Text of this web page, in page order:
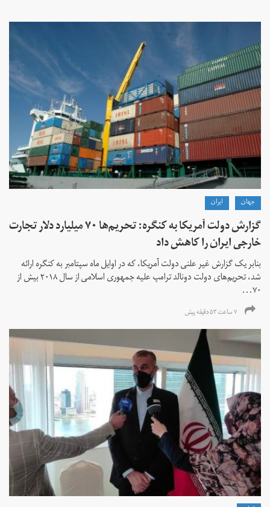
جهان ايران
گزارش دولت آمریکا به کنگره: تحریم‌ها ۷۰ میلیارد دلار تجارت
خارجی ایران را کاهش داد
بنابر یک گزارش غیر علنی دولت آمریکا، که در اوایل ماه سپتامبر به کنگره ارائه
شد، تحریم‌های دولت دونالد ترامپ علیه جمهوری اسلامی از سال ۲۰۱۸ بیش از
۷۰...
۷ ساعت ۵۳ دقیقه پیش